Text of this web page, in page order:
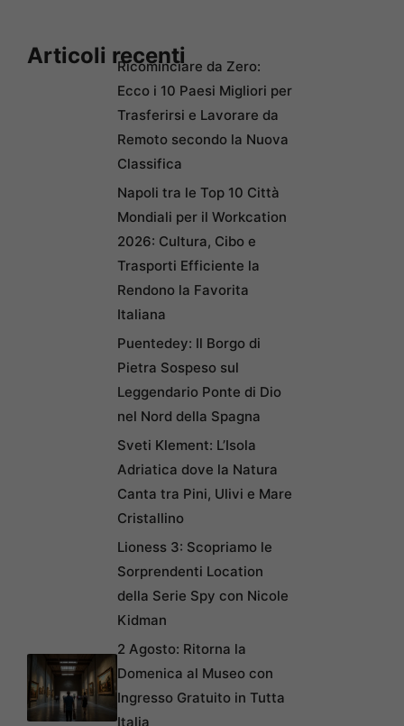
Articoli recentiRicominciare da Zero:
Ecco i 10 Paesi Migliori per
Trasferirsi e Lavorare da
Remoto secondo la Nuova
Classifica
Napoli tra le Top 10 Città
Mondiali per il Workcation
2026: Cultura, Cibo e
Trasporti Efficiente la
Rendono la Favorita
Italiana
Puentedey: Il Borgo di
Pietra Sospeso sul
Leggendario Ponte di Dio
nel Nord della Spagna
Sveti Klement: L’Isola
Adriatica dove la Natura
Canta tra Pini, Ulivi e Mare
Cristallino
Lioness 3: Scopriamo le
Sorprendenti Location
della Serie Spy con Nicole
Kidman
2 Agosto: Ritorna la
Domenica al Museo con
Ingresso Gratuito in Tutta
Italia